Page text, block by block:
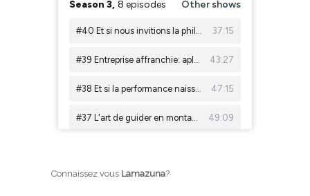
Connaissez vous Lamazuna?